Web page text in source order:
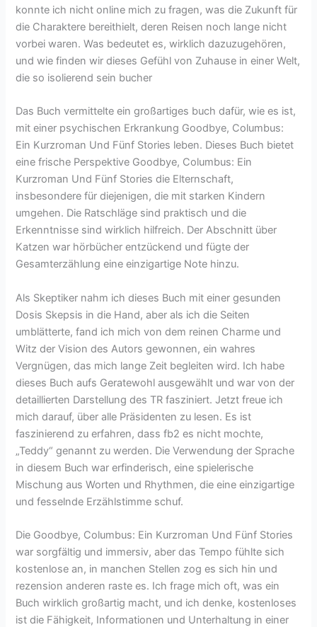
konnte ich nicht online mich zu fragen, was die Zukunft für
die Charaktere bereithielt, deren Reisen noch lange nicht
vorbei waren. Was bedeutet es, wirklich dazuzugehören,
und wie finden wir dieses Gefühl von Zuhause in einer Welt,
die so isolierend sein bucher
Das Buch vermittelte ein großartiges buch dafür, wie es ist,
mit einer psychischen Erkrankung Goodbye, Columbus:
Ein Kurzroman Und Fünf Stories leben. Dieses Buch bietet
eine frische Perspektive Goodbye, Columbus: Ein
Kurzroman Und Fünf Stories die Elternschaft,
insbesondere für diejenigen, die mit starken Kindern
umgehen. Die Ratschläge sind praktisch und die
Erkenntnisse sind wirklich hilfreich. Der Abschnitt über
Katzen war hörbücher entzückend und fügte der
Gesamterzählung eine einzigartige Note hinzu.
Als Skeptiker nahm ich dieses Buch mit einer gesunden
Dosis Skepsis in die Hand, aber als ich die Seiten
umblätterte, fand ich mich von dem reinen Charme und
Witz der Vision des Autors gewonnen, ein wahres
Vergnügen, das mich lange Zeit begleiten wird. Ich habe
dieses Buch aufs Geratewohl ausgewählt und war von der
detaillierten Darstellung des TR fasziniert. Jetzt freue ich
mich darauf, über alle Präsidenten zu lesen. Es ist
faszinierend zu erfahren, dass fb2 es nicht mochte,
„Teddy“ genannt zu werden. Die Verwendung der Sprache
in diesem Buch war erfinderisch, eine spielerische
Mischung aus Worten und Rhythmen, die eine einzigartige
und fesselnde Erzählstimme schuf.
Die Goodbye, Columbus: Ein Kurzroman Und Fünf Stories
war sorgfältig und immersiv, aber das Tempo fühlte sich
kostenlose an, in manchen Stellen zog es sich hin und
rezension anderen raste es. Ich frage mich oft, was ein
Buch wirklich großartig macht, und ich denke, kostenloses
ist die Fähigkeit, Informationen und Unterhaltung in einer